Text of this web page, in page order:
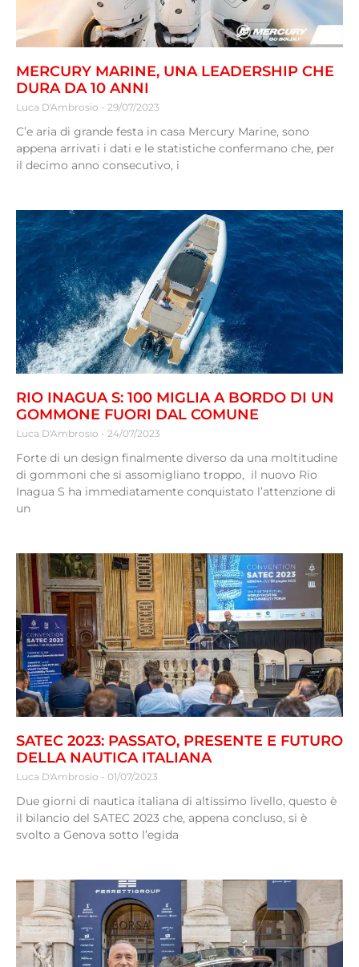
MERCURY MARINE, UNA LEADERSHIP CHE
DURA DA 10 ANNI
Luca D'Ambrosio 29/07/2023
C’e aria di grande festa in casa Mercury Marine, sono
appena arrivati i dati e le statistiche confermano che, per
il decimo anno consecutivo, i
RIO INAGUA S: 100 MIGLIA A BORDO DI UN
GOMMONE FUORI DAL COMUNE
Luca D'Ambrosio 24/07/2023
Forte di un design finalmente diverso da una moltitudine
di gommoni che si assomigliano troppo, il nuovo Rio
Inagua S ha immediatamente conquistato l’attenzione di
un
SATEC 2023: PASSATO, PRESENTE E FUTURO
DELLA NAUTICA ITALIANA
Luca D'Ambrosio 01/07/2023
Due giorni di nautica italiana di altissimo livello, questo è
il bilancio del SATEC 2023 che, appena concluso, si è
svolto a Genova sotto l’egida